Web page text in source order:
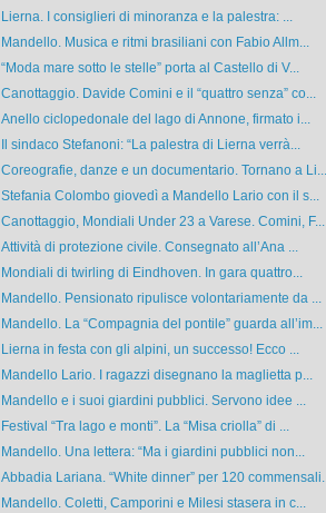
Lierna. I consiglieri di minoranza e la palestra: ...
Mandello. Musica e ritmi brasiliani con Fabio Allm...
“Moda mare sotto le stelle” porta al Castello di V...
Canottaggio. Davide Comini e il “quattro senza” co...
Anello ciclopedonale del lago di Annone, firmato i...
Il sindaco Stefanoni: “La palestra di Lierna verrà...
Coreografie, danze e un documentario. Tornano a Li...
Stefania Colombo giovedì a Mandello Lario con il s...
Canottaggio, Mondiali Under 23 a Varese. Comini, F...
Attività di protezione civile. Consegnato all’Ana ...
Mondiali di twirling di Eindhoven. In gara quattro...
Mandello. Pensionato ripulisce volontariamente da ...
Mandello. La “Compagnia del pontile” guarda all’im...
Lierna in festa con gli alpini, un successo! Ecco ...
Mandello Lario. I ragazzi disegnano la maglietta p...
Mandello e i suoi giardini pubblici. Servono idee ...
Festival “Tra lago e monti”. La “Misa criolla” di ...
Mandello. Una lettera: “Ma i giardini pubblici non...
Abbadia Lariana. “White dinner” per 120 commensali...
Mandello. Coletti, Camporini e Milesi stasera in c...